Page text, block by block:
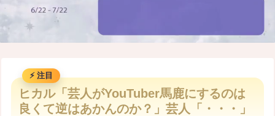
M
u
t
ヒカル「芸人がYouTuber馬鹿にするのは
良くて逆はあかんのか？」芸人「・・・」